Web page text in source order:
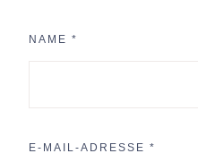
NAME *
E-MAIL-ADRESSE *